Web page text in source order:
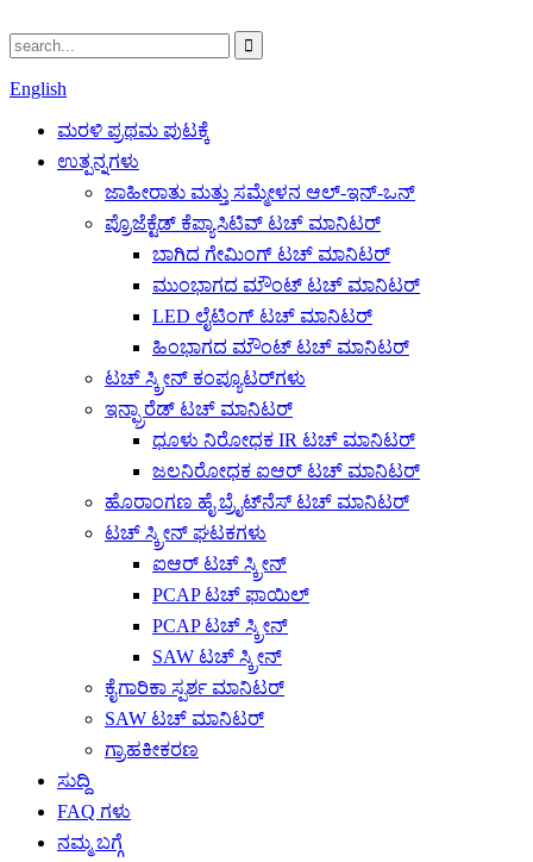
English
ಮರಳಿ ಪ್ರಥಮ ಪುಟಕ್ಕೆ
ಉತ್ಪನ್ನಗಳು
ಜಾಹೀರಾತು ಮತ್ತು ಸಮ್ಮೇಳನ ಆಲ್-ಇನ್-ಒನ್
ಪ್ರೊಜೆಕ್ಟೆಡ್ ಕೆಪ್ಯಾಸಿಟಿವ್ ಟಚ್ ಮಾನಿಟರ್
ಬಾಗಿದ ಗೇಮಿಂಗ್ ಟಚ್ ಮಾನಿಟರ್
ಮುಂಭಾಗದ ಮೌಂಟ್ ಟಚ್ ಮಾನಿಟರ್
LED ಲೈಟಿಂಗ್ ಟಚ್ ಮಾನಿಟರ್
ಹಿಂಭಾಗದ ಮೌಂಟ್ ಟಚ್ ಮಾನಿಟರ್
ಟಚ್ ಸ್ಕ್ರೀನ್ ಕಂಪ್ಯೂಟರ್‌ಗಳು
ಇನ್ಫ್ರಾರೆಡ್ ಟಚ್ ಮಾನಿಟರ್
ಧೂಳು ನಿರೋಧಕ IR ಟಚ್ ಮಾನಿಟರ್
ಜಲನಿರೋಧಕ ಐಆರ್ ಟಚ್ ಮಾನಿಟರ್
ಹೊರಾಂಗಣ ಹೈ ಬ್ರೈಟ್‌ನೆಸ್ ಟಚ್ ಮಾನಿಟರ್
ಟಚ್ ಸ್ಕ್ರೀನ್ ಘಟಕಗಳು
ಐಆರ್ ಟಚ್ ಸ್ಕ್ರೀನ್
PCAP ಟಚ್ ಫಾಯಿಲ್
PCAP ಟಚ್ ಸ್ಕ್ರೀನ್
SAW ಟಚ್ ಸ್ಕ್ರೀನ್
ಕೈಗಾರಿಕಾ ಸ್ಪರ್ಶ ಮಾನಿಟರ್
SAW ಟಚ್ ಮಾನಿಟರ್
ಗ್ರಾಹಕೀಕರಣ
ಸುದ್ದಿ
FAQ ಗಳು
ನಮ್ಮ ಬಗ್ಗೆ